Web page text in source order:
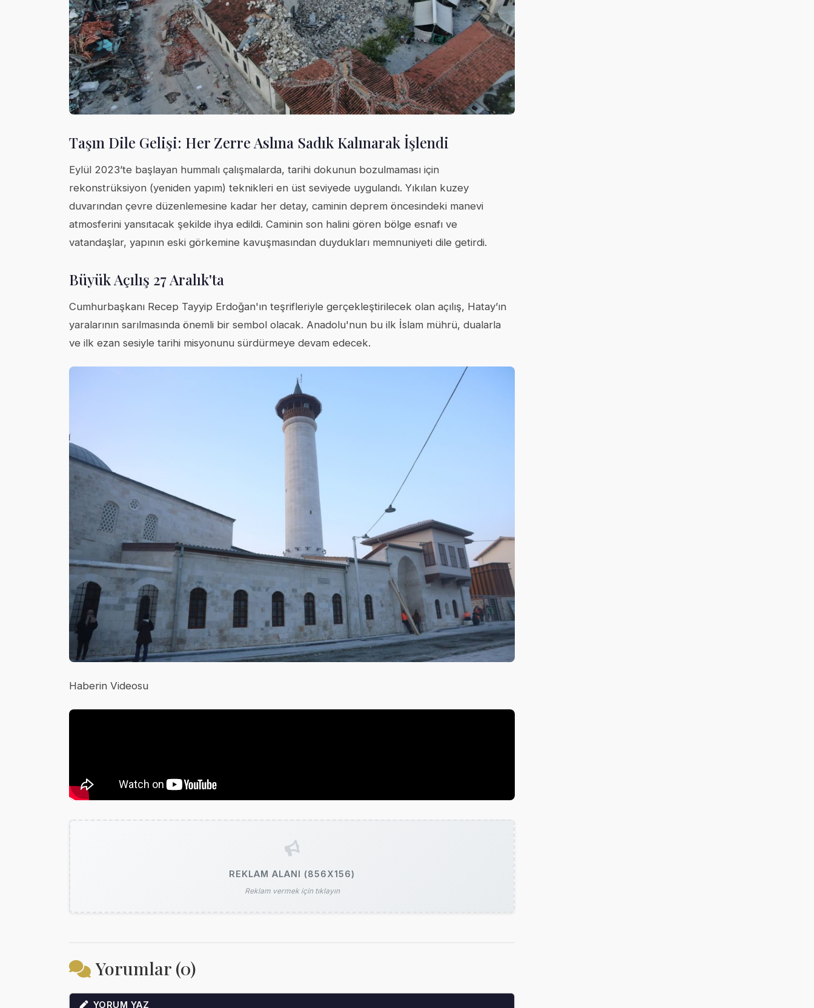
Taşın Dile Gelişi: Her Zerre Aslına Sadık Kalınarak İşlendi
Eylül 2023’te başlayan hummalı çalışmalarda, tarihi dokunun bozulmaması için
rekonstrüksiyon (yeniden yapım) teknikleri en üst seviyede uygulandı. Yıkılan kuzey
duvarından çevre düzenlemesine kadar her detay, caminin deprem öncesindeki manevi
atmosferini yansıtacak şekilde ihya edildi. Caminin son halini gören bölge esnafı ve
vatandaşlar, yapının eski görkemine kavuşmasından duydukları memnuniyeti dile getirdi.
Büyük Açılış 27 Aralık'ta
Cumhurbaşkanı Recep Tayyip Erdoğan'ın teşrifleriyle gerçekleştirilecek olan açılış, Hatay’ın
yaralarının sarılmasında önemli bir sembol olacak. Anadolu'nun bu ilk İslam mührü, dualarla
ve ilk ezan sesiyle tarihi misyonunu sürdürmeye devam edecek.
Haberin Videosu
REKLAM ALANI (856X156)
Reklam vermek için tıklayın
Yorumlar (0)
YORUM YAZ